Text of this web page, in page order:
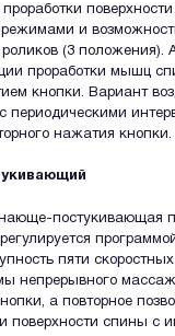
и
(3 положения).
проработки мышц
кнопки. Вариант
периодическими
нажатия кнопки.
постукивающая
пяти
непрерывного
а повторное
поверхности спины с